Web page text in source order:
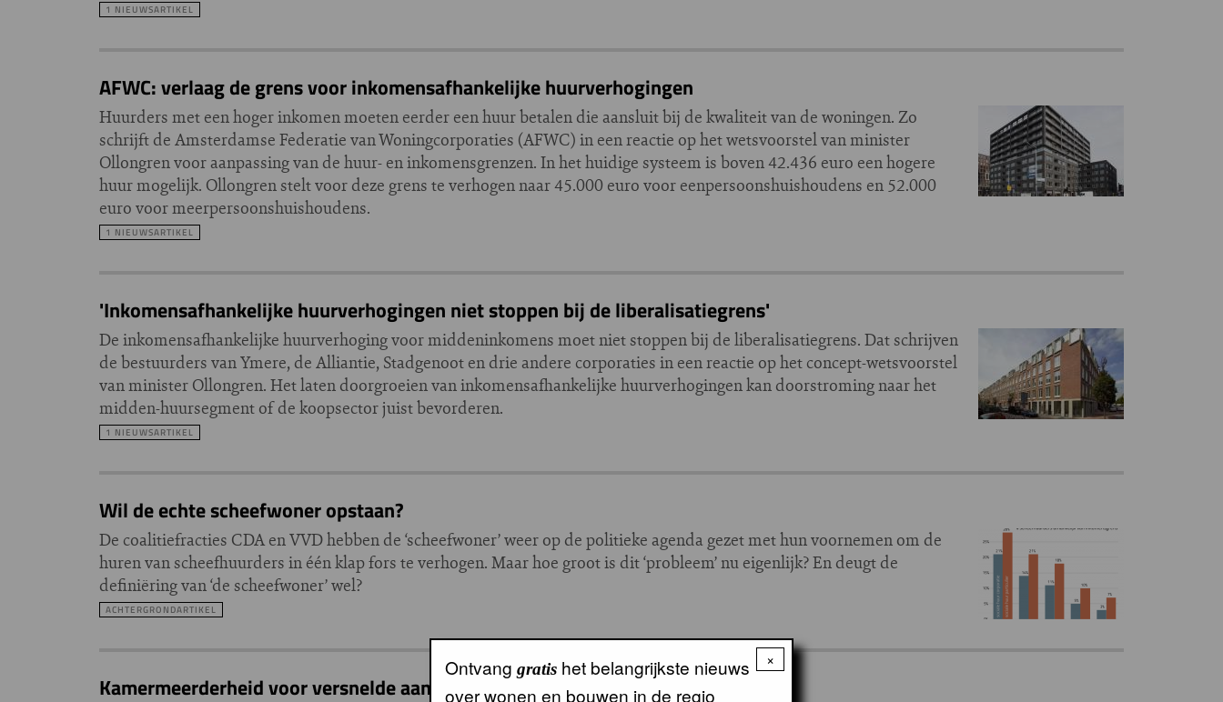
1 NIEUWSARTIKEL
AFWC: verlaag de grens voor inkomensafhankelijke huurverhogingen
Huurders met een hoger inkomen moeten eerder een huur betalen die aansluit bij de kwaliteit van de woningen. Zo
schrijft de Amsterdamse Federatie van Woningcorporaties (AFWC) in een reactie op het wetsvoorstel van minister
Ollongren voor aanpassing van de huur- en inkomensgrenzen. In het huidige systeem is boven 42.436 euro een hogere
huur mogelijk. Ollongren stelt voor deze grens te verhogen naar 45.000 euro voor eenpersoonshuishoudens en 52.000
euro voor meerpersoonshuishoudens.
1 NIEUWSARTIKEL
'Inkomensafhankelijke huurverhogingen niet stoppen bij de liberalisatiegrens'
De inkomensafhankelijke huurverhoging voor middeninkomens moet niet stoppen bij de liberalisatiegrens. Dat schrijven
de bestuurders van Ymere, de Alliantie, Stadgenoot en drie andere corporaties in een reactie op het concept-wetsvoorstel
van minister Ollongren. Het laten doorgroeien van inkomensafhankelijke huurverhogingen kan doorstroming naar het
midden-huursegment of de koopsector juist bevorderen.
1 NIEUWSARTIKEL
Wil de echte scheefwoner opstaan?
De coalitiefracties CDA en VVD hebben de ‘scheefwoner’ weer op de politieke agenda gezet met hun voornemen om de
huren van scheefhuurders in één klap fors te verhogen. Maar hoe groot is dit ‘probleem’ nu eigenlijk? En deugt de
definiëring van ‘de scheefwoner’ wel?
ACHTERGRONDARTIKEL
Kamermeerderheid voor versnelde aanpak scheefwonen
×
Ontvang gratis het belangrijkste nieuws
over wonen en bouwen in de regio